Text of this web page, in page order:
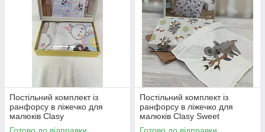
Постільний комплект із
ранфорсу в ліжечко для
малюків Clasy
Постільний комплект із
ранфорсу в ліжечко для
малюків Clasy Sweet